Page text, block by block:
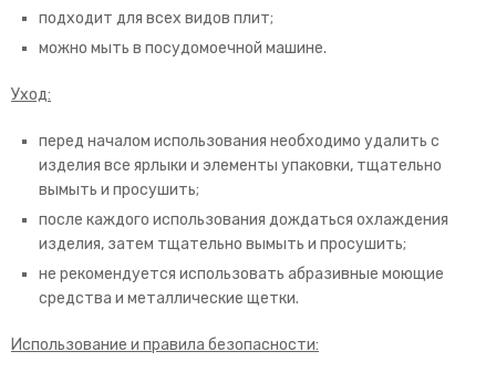
подходит для всех видов плит;
можно мыть в посудомоечной машине.
Уход:
перед началом использования необходимо удалить с
изделия все ярлыки и элементы упаковки, тщательно
вымыть и просушить;
после каждого использования дождаться охлаждения
изделия, затем тщательно вымыть и просушить;
не рекомендуется использовать абразивные моющие
средства и металлические щетки.
Использование и правила безопасности: